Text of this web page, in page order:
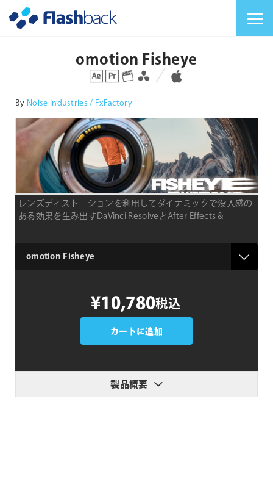
omotion Fisheye
対応プラットフォーム 対応OS
By Noise Industries / FxFactory
レンズディストーションを利用してダイナミックで没入感の
ある効果を生み出すDaVinci ResolveとAfter Effects &
¥10,780税込
カートに追加
製品概要